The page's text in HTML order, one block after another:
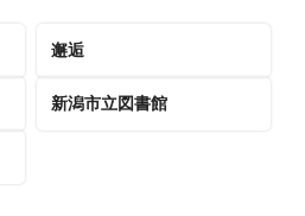
邂逅
新潟市立図書館